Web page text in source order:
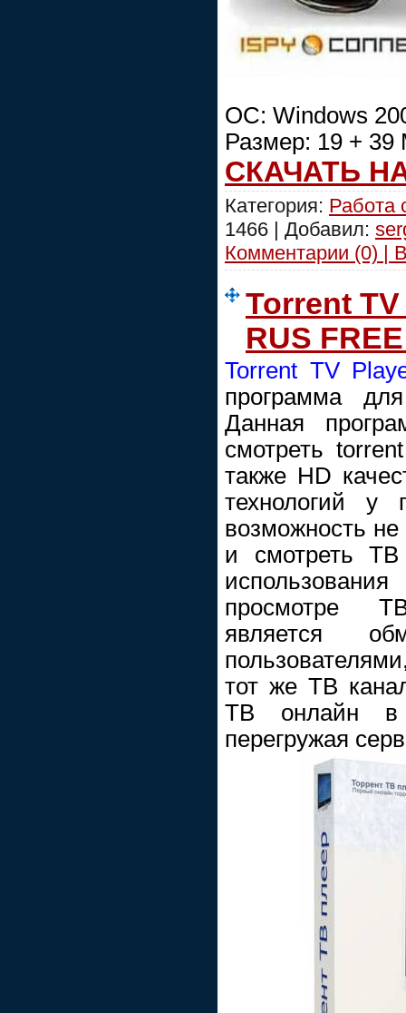
ОС: Windows
Размер: 19 + 39
СКАЧАТЬ
Категория: Работа
1466 | Добавил:
Комментарии (0) |
Torrent
RUS
Torrent TV
программа
Данная
смотреть
также HD
технологий у
возможность
и смотреть
просмотре
является
тот же ТВ
ТВ онлайн в
перегружая